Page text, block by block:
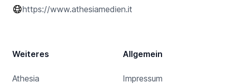
https://www.athesiamedien.it
Weiteres
Athesia
Allgemein
Impressum